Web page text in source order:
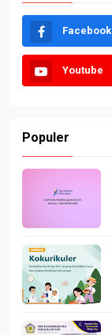
Facebook
Youtube
Populer